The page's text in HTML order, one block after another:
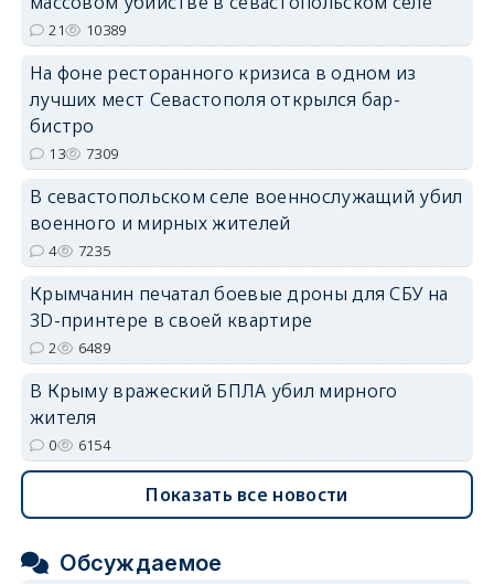
erid: 2SDnjdPjgYS
erid: 2SDnjdvhGXG
21 10389
На фоне ресторанного кризиса в одном из
лучших мест Севастополя открылся бар-
бистро
13 7309
В севастопольском селе военнослужащий убил
военного и мирных жителей
4 7235
Крымчанин печатал боевые дроны для СБУ на
3D-принтере в своей квартире
2 6489
В Крыму вражеский БПЛА убил мирного
жителя
0 6154
Показать все новости
Обсуждаемое